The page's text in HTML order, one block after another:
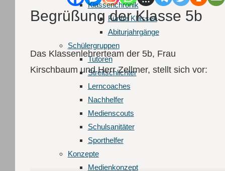
Klassenchronik
Fünfte Klassen
Abiturjahrgänge
Schüler­gruppen
Tutoren
Streitschlichter
Lerncoaches
Nachhelfer
Medienscouts
Schulsanitäter
Sporthelfer
Konzepte
Medienkonzept
Begrüßung der Klasse 5b
Das Klassenlehrerteam der 5b, Frau
Kirschbaum und Herr Zellmer, stellt sich vor: